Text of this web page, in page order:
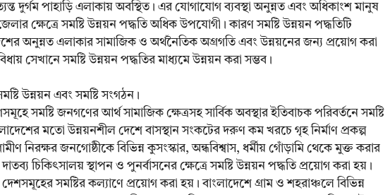
দুর্গম পাহাড়ি এলাকায় অবস্থিত। এর যোগাযোগ ব্যবস্থা অনুন্নত এবং অধিকাংশ মানুষ
ক্ষেত্রে সমষ্টি উন্নয়ন পদ্ধতি অধিক উপযোগী। কারণ সমষ্টি উন্নয়ন পদ্ধতিটি
অনুন্নত এলাকার সামাজিক ও অর্থনৈতিক অগ্রগতি এবং উন্নয়নের জন্য প্রয়োগ করা
সেখানে সমষ্টি উন্নয়ন পদ্ধতির মাধ্যমে উন্নয়ন করা সম্ভব।
উন্নয়ন এবং সমষ্টি সংগঠন।
সমষ্টি জনগণের আর্থ সামাজিক ক্ষেত্রসহ সার্বিক অবস্থার ইতিবাচক পরিবর্তনে সমষ্টি
মতো উন্নয়নশীল দেশে বাসস্থান সংকটের দরুণ কম খরচে গৃহ নির্মাণ প্রকল্প
নিরক্ষর জনগোষ্ঠীকে বিভিন্ন কুসংস্কার, অন্ধবিশ্বাস, ধর্মীয় গোঁড়ামি থেকে মুক্ত করার
দাতব্য চিকিৎসালয় স্থাপন ও পুনর্বাসনের ক্ষেত্রে সমষ্টি উন্নয়ন পদ্ধতি প্রয়োগ করা হয়।
সমষ্টির কল্যাণে প্রয়োগ করা হয়। বাংলাদেশে গ্রাম ও শহরাঞ্চলে বিভিন্ন